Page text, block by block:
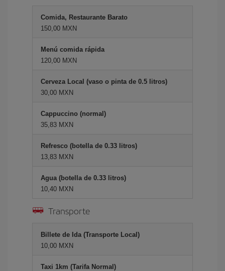
Comida, Restaurante Barato
150,00 MXN
Menú comida rápida
120,00 MXN
Cerveza Local (vaso o pinta de 0.5 litros)
30,00 MXN
Cappuccino (normal)
35,83 MXN
Refresco (botella de 0.33 litros)
13,83 MXN
Agua (botella de 0.33 litros)
10,40 MXN
Transporte
Billete de Ida (Transporte Local)
10,00 MXN
Taxi 1km (Tarifa Normal)